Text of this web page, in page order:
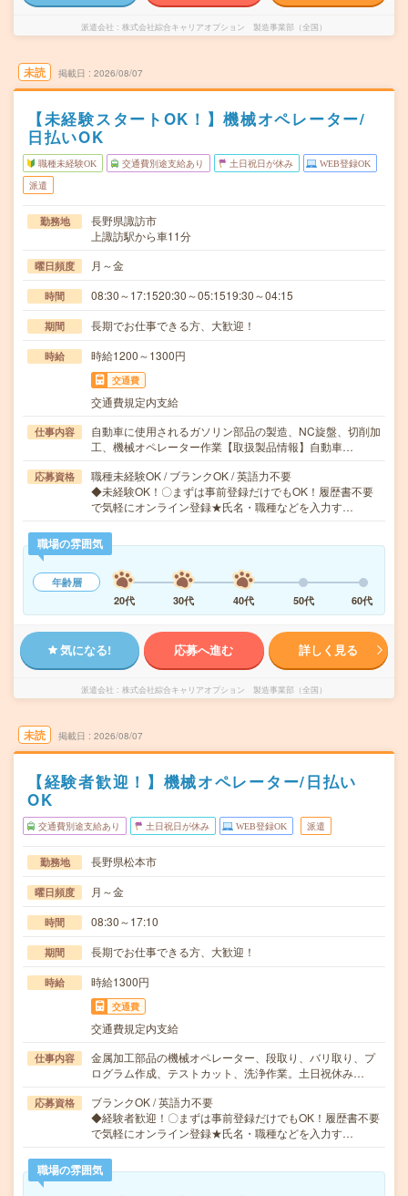
派遣会社 株式会社綜合キャリアオプション 製造事業部（全国）
未読 掲載日 2026/08/07
【未経験スタートOK！】機械オペレーター/
日払いOK
職種未経験OK 交通費別途支給あり 土日祝日が休み WEB登録OK
派遣
勤務地
長野県諏訪市
上諏訪駅から車11分
曜日頻度 月～金
時間 08:30～17:1520:30～05:1519:30～04:15
期間 長期でお仕事できる方、大歓迎！
時給 時給1200～1300円
交通費
交通費規定内支給
仕事内容
自動車に使用されるガソリン部品の製造、NC旋盤、切削加
工、機械オペレーター作業【取扱製品情報】自動車…
応募資格
職種未経験OK / ブランクOK / 英語力不要
◆未経験OK！〇まずは事前登録だけでもOK！履歴書不要
で気軽にオンライン登録★氏名・職種などを入力す…
職場の雰囲気
年齢層
20代
30代 40代 50代 60代
気になる! 応募へ進む 詳しく見る
派遣会社 株式会社綜合キャリアオプション 製造事業部（全国）
未読 掲載日 2026/08/07
【経験者歓迎！】機械オペレーター/日払い
OK
交通費別途支給あり 土日祝日が休み WEB登録OK 派遣
勤務地 長野県松本市
曜日頻度 月～金
時間 08:30～17:10
期間 長期でお仕事できる方、大歓迎！
時給 時給1300円
交通費
交通費規定内支給
仕事内容
金属加工部品の機械オペレーター、段取り、バリ取り、プ
ログラム作成、テストカット、洗浄作業。土日祝休み…
応募資格
ブランクOK / 英語力不要
◆経験者歓迎！〇まずは事前登録だけでもOK！履歴書不要
で気軽にオンライン登録★氏名・職種などを入力す…
職場の雰囲気